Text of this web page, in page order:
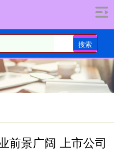
搜索
前景广阔 上市公司